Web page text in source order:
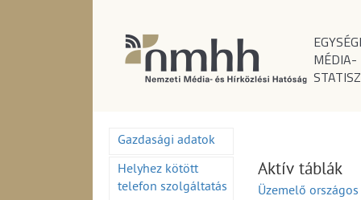
MÉDIA-
Gazdasági adatok
Helyhez kötött
telefon szolgáltatás
Aktív táblák
Üzemelő